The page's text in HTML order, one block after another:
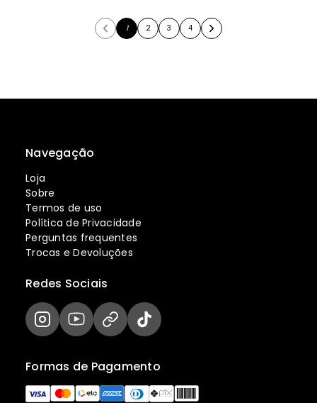
1 2 3 4
Navegação
Loja
Sobre
Termos de uso
Política de Privacidade
Perguntas frequentes
Trocas e Devoluções
Formas de Pagamento
Redes Sociais